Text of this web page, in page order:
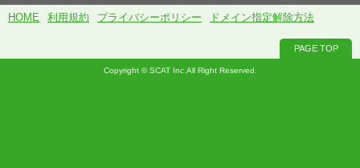
HOME 利用規約 プライバシーポリシー ドメイン指定解除方法
PAGE TOP
Copyright © SCAT Inc.All Right Reserved.